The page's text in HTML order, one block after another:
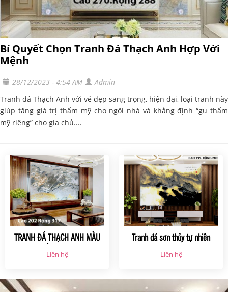
Bí Quyết Chọn Tranh Đá Thạch Anh Hợp Với
Mệnh
28/12/2023 - 4:54 AM
Admin
Tranh đá Thạch Anh với vẻ đẹp sang trọng, hiện đại, loại tranh này
giúp tăng giá trị thẩm mỹ cho ngôi nhà và khẳng định “gu thẩm
mỹ riêng” cho gia chủ....
TRANH ĐÁ THẠCH ANH MÀU
Liên hệ
Tranh đá sơn thủy tự nhiên
Liên hệ